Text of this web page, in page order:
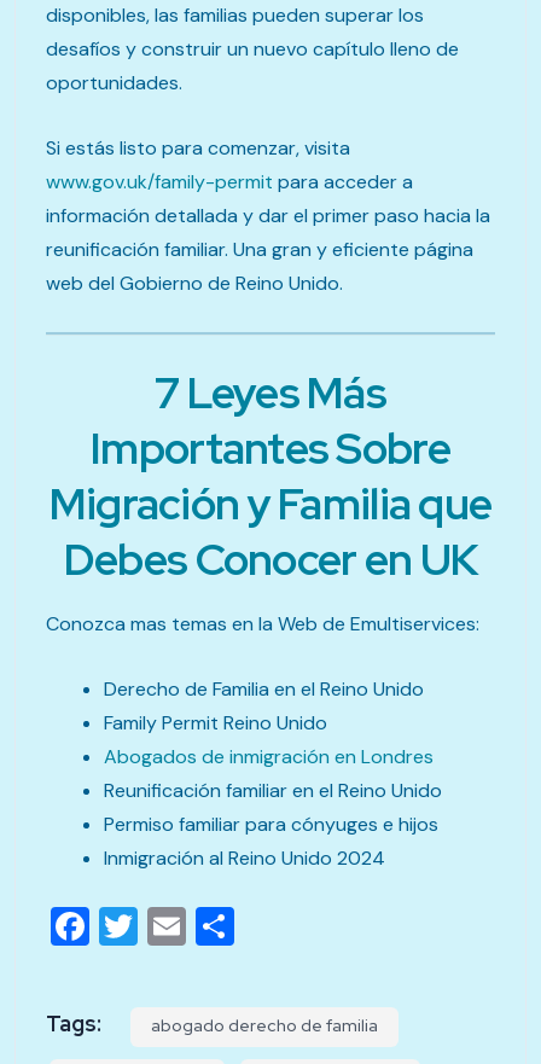
disponibles, las familias pueden superar los
desafíos y construir un nuevo capítulo lleno de
oportunidades.
Si estás listo para comenzar, visita
www.gov.uk/family-permit para acceder a
información detallada y dar el primer paso hacia la
reunificación familiar. Una gran y eficiente página
web del Gobierno de Reino Unido.
7 Leyes Más
Importantes Sobre
Migración y Familia que
Debes Conocer en UK
Conozca mas temas en la Web de Emultiservices:
Derecho de Familia en el Reino Unido
Family Permit Reino Unido
Abogados de inmigración en Londres
Reunificación familiar en el Reino Unido
Permiso familiar para cónyuges e hijos
Inmigración al Reino Unido 2024
Facebook
Twitter
Email
Tags: abogado derecho de familia